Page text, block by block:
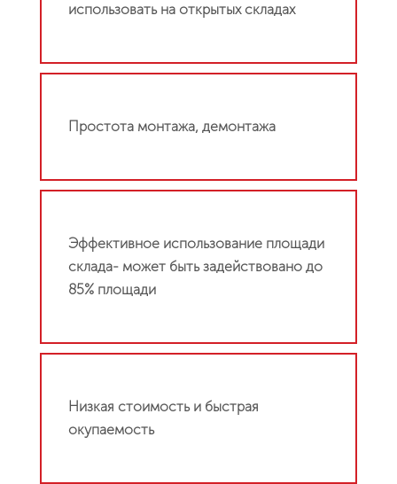
использовать на открытых складах
Простота монтажа, демонтажа
Эффективное использование площади
склада- может быть задействовано до
85% площади
Низкая стоимость и быстрая
окупаемость